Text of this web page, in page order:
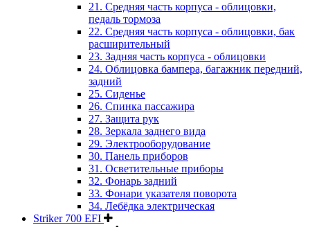
21. Средняя часть корпуса - облицовки,
педаль тормоза
22. Средняя часть корпуса - облицовки, бак
расширительный
23. Задняя часть корпуса - облицовки
24. Облицовка бампера, багажник передний,
задний
25. Сиденье
26. Спинка пассажира
27. Защита рук
28. Зеркала заднего вида
29. Электрооборудование
30. Панель приборов
31. Oсветительные приборы
32. Фонарь задний
33. Фонари указателя поворота
34. Лебёдка электрическая
Striker 700 EFI